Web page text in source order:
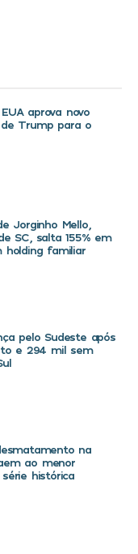
aprova novo
Trump para o
Jorginho Mello,
SC, salta 155% em
holding familiar
pelo Sudeste após
e 294 mil sem
na
ao menor
histórica